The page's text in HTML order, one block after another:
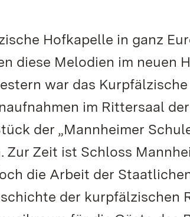
Hofkapelle in ganz
diese Melodien im neuen
war das Kurpfälzische
im Rittersaal
der „Mannheimer
Zur Zeit ist Schloss
die Arbeit der
der kurpfälzischen